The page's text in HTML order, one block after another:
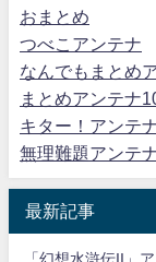
おまとめ
つべこアンテナ
なんでもまとめ
まとめアンテナ
キター！アンテ
無理難題アンテ
最新記事
「幻想水滸伝II」